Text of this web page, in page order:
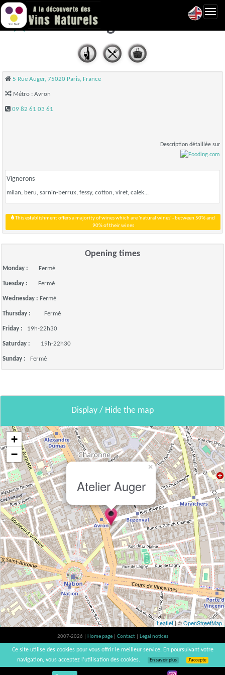
Atelier Auger - Paris 20
5 Rue Auger, 75020 Paris, France
Métro : Avron
09 82 61 03 61
Description détaillée sur
Vignerons
milan, beru, sarnin-berrux, fessy, cotton, viret, calek...
90% of their wines
Opening times
Monday : Fermé
Tuesday : Fermé
Wednesday : Fermé
Thursday : Fermé
Friday : 19h-22h30
Saturday : 19h-22h30
Sunday : Fermé
Display / Hide the map
Atelier Auger
×
+
−
Leaflet| ©OpenStreetMap
2007-2026 | Home page Contact
Legal notices
Alcohol abuse is bad for your health, please consume in moderation | vinsnaturels |
v3.12
Ce site utilise des cookies pour vous offrir le meilleur service. En poursuivant votre
navigation, vous acceptez l’utilisation des cookies.
En savoir plus J’accepte